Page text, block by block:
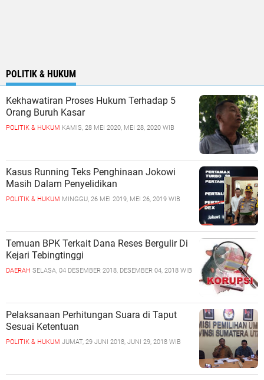
POLITIK & HUKUM
Kekhawatiran Proses Hukum Terhadap 5
Orang Buruh Kasar
POLITIK & HUKUM KAMIS, 28 MEI 2020, MEI 28, 2020 WIB
Kasus Running Teks Penghinaan Jokowi
Masih Dalam Penyelidikan
POLITIK & HUKUM MINGGU, 26 MEI 2019, MEI 26, 2019 WIB
Temuan BPK Terkait Dana Reses Bergulir Di
Kejari Tebingtinggi
DAERAH SELASA, 04 DESEMBER 2018, DESEMBER 04, 2018 WIB
Pelaksanaan Perhitungan Suara di Taput
Sesuai Ketentuan
POLITIK & HUKUM JUMAT, 29 JUNI 2018, JUNI 29, 2018 WIB